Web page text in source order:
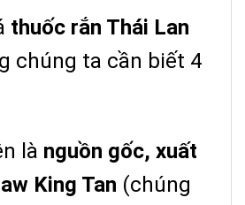
thuốc rắn Thái Lan
chúng ta cần biết 4
là nguồn gốc, xuất
King Tan (chúng